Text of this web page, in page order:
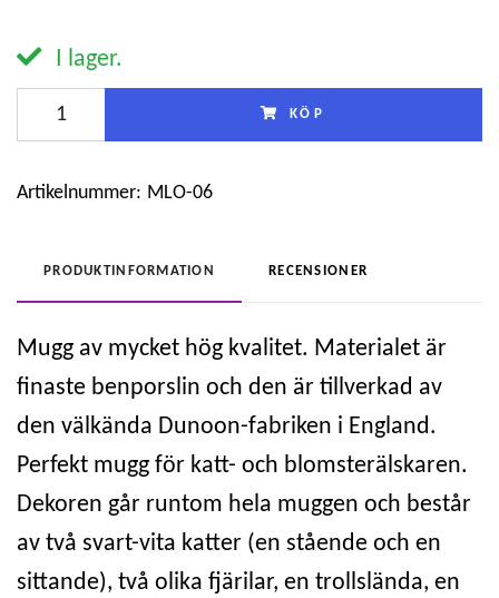
I lager.
KÖP
Artikelnummer: MLO-06
PRODUKTINFORMATION RECENSIONER
Mugg av mycket hög kvalitet. Materialet är
finaste benporslin och den är tillverkad av
den välkända Dunoon-fabriken i England.
Perfekt mugg för katt- och blomsterälskaren.
Dekoren går runtom hela muggen och består
av två svart-vita katter (en stående och en
sittande), två olika fjärilar, en trollslända, en